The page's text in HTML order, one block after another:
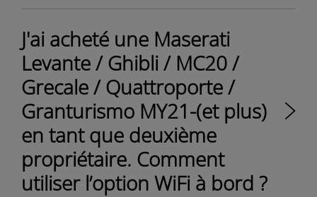
J'ai acheté une Maserati
Levante / Ghibli / MC20 /
Grecale / Quattroporte /
Granturismo MY21-(et plus)
en tant que deuxième
propriétaire. Comment
utiliser l’option WiFi à bord ?